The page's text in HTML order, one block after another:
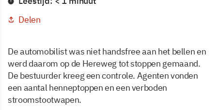
Delen
De automobilist was niet handsfree aan het bellen en
werd daarom op de Hereweg tot stoppen gemaand.
De bestuurder kreeg een controle. Agenten vonden
een aantal henneptoppen en een verboden
stroomstootwapen.